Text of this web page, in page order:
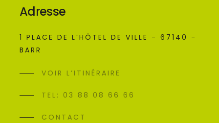
Adresse
1 PLACE DE L’HÔTEL DE VILLE - 67140 -
BARR
VOIR L’ITINÉRAIRE
TEL: 03 88 08 66 66
CONTACT